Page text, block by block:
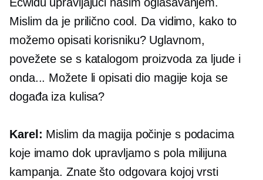
Mislim da je prilično cool. Da vidimo, kako to
možemo opisati korisniku? Uglavnom,
povežete se s katalogom proizvoda za ljude i
onda... Možete li opisati dio magije koja se
događa iza kulisa?
Karel: Mislim da magija počinje s podacima
koje imamo dok upravljamo s pola milijuna
kampanja. Znate što odgovara kojoj vrsti